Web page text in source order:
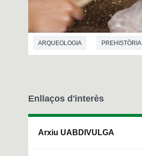
ARQUEOLOGIA PREHISTÒRIA
Enllaços d'interès
Arxiu UABDIVULGA